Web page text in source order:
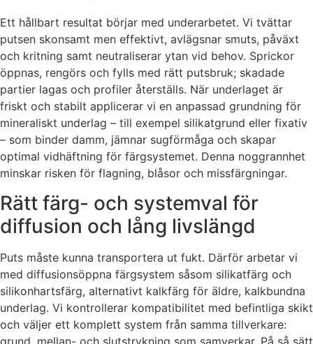
Ett hållbart resultat börjar med underarbetet. Vi tvättar
putsen skonsamt men effektivt, avlägsnar smuts, påväxt
och kritning samt neutraliserar ytan vid behov. Sprickor
öppnas, rengörs och fylls med rätt putsbruk; skadade
partier lagas och profiler återställs. När underlaget är
friskt och stabilt applicerar vi en anpassad grundning för
mineraliskt underlag – till exempel silikatgrund eller fixativ
– som binder damm, jämnar sugförmåga och skapar
optimal vidhäftning för färgsystemet. Denna noggrannhet
minskar risken för flagning, blåsor och missfärgningar.
Rätt färg- och systemval för
diffusion och lång livslängd
Puts måste kunna transportera ut fukt. Därför arbetar vi
med diffusionsöppna färgsystem såsom silikatfärg och
silikonhartsfärg, alternativt kalkfärg för äldre, kalkbundna
underlag. Vi kontrollerar kompatibilitet med befintliga skikt
och väljer ett komplett system från samma tillverkare:
grund, mellan- och slutstrykning som samverkar. På så sätt